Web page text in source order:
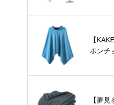
【
ポンチ
【夢